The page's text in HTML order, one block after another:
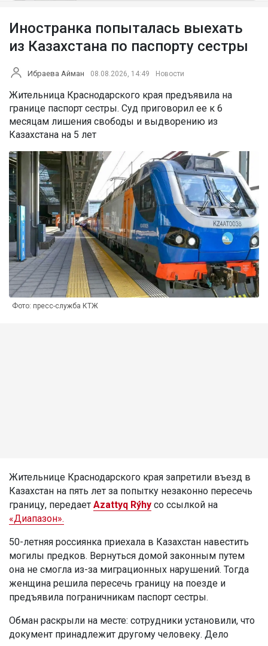
Иностранка попыталась выехать
из Казахстана по паспорту сестры
Ибраева Айман 08.08.2026, 14:49 Новости
Жительница Краснодарского края предъявила на
границе паспорт сестры. Суд приговорил ее к 6
месяцам лишения свободы и выдворению из
Казахстана на 5 лет
Фото: пресс-служба КТЖ
Жительнице Краснодарского края запретили въезд в
Казахстан на пять лет за попытку незаконно пересечь
границу, передает Azattyq Rýhy со ссылкой на
«Диапазон».
50-летняя россиянка приехала в Казахстан навестить
могилы предков. Вернуться домой законным путем
она не смогла из-за миграционных нарушений. Тогда
женщина решила пересечь границу на поезде и
предъявила пограничникам паспорт сестры.
Обман раскрыли на месте: сотрудники установили, что
документ принадлежит другому человеку. Дело